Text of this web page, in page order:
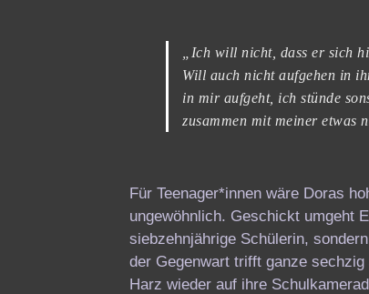
„Ich will nicht, dass er sich
Will auch nicht aufgehen in
in mir aufgeht, ich stünde
zusammen mit meiner etwas
Für Teenager*innen wäre Doras
ungewöhnlich. Geschickt umgeht
siebzehnjährige Schülerin,
der Gegenwart trifft ganze
Harz wieder auf ihre